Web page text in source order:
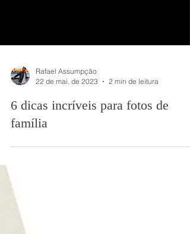
22 de mai. de 2023
2 min de leitura
6 dicas incríveis para fotos de
família